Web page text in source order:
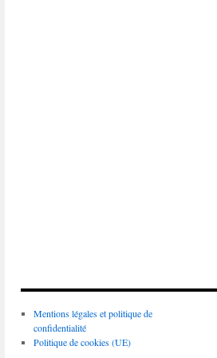
Mentions légales et politique de
confidentialité
Politique de cookies (UE)